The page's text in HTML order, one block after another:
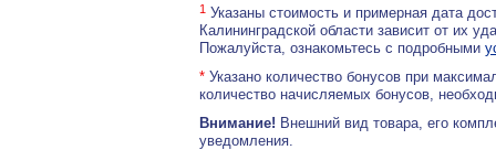
1 Указаны стоимость и примерная дата
Калининградской области зависит от их
Пожалуйста, ознакомьтесь с подробными
* Указано количество бонусов при
количество начисляемых бонусов,
Внимание! Внешний вид товара, его
уведомления.